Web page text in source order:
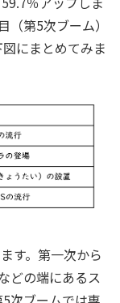
第5次ブーム）
にまとめてみま
す。第一次から
どの端にあるス